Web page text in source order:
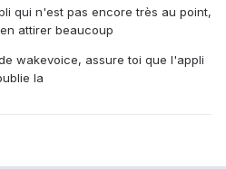
qui n'est pas encore très au point,
attirer beaucoup
wakevoice, assure toi que l'appli
la